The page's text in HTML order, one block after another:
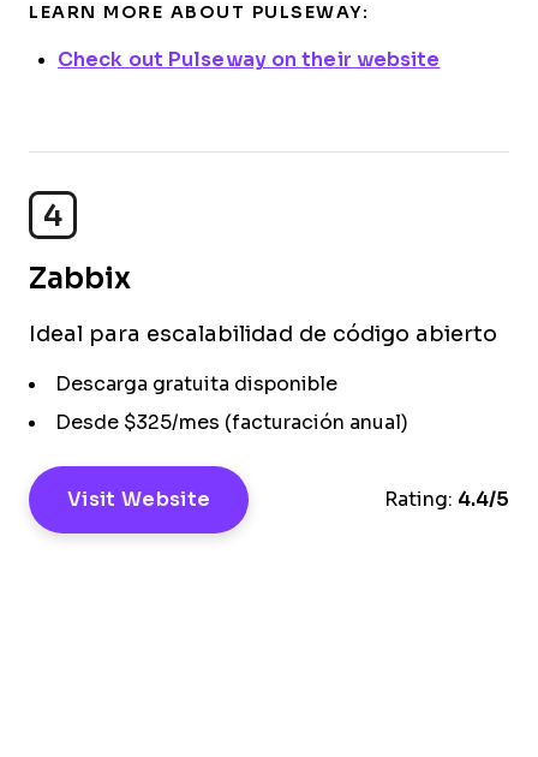
LEARN MORE ABOUT PULSEWAY:
Check out Pulseway on their website
4
Zabbix
Ideal para escalabilidad de código abierto
Descarga gratuita disponible
Desde $325/mes (facturación anual)
Visit Website Rating: 4.4/5